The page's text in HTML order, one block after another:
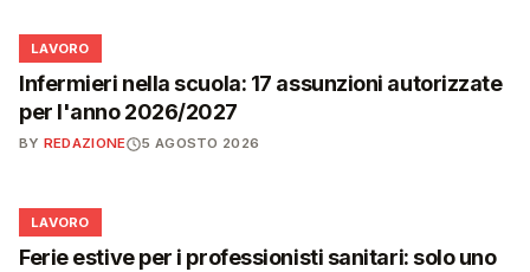
💼
LAVORO
Infermieri nella scuola: 17 assunzioni autorizzate
per l'anno 2026/2027
BY REDAZIONE 5 AGOSTO 2026
💼
LAVORO
Ferie estive per i professionisti sanitari: solo uno